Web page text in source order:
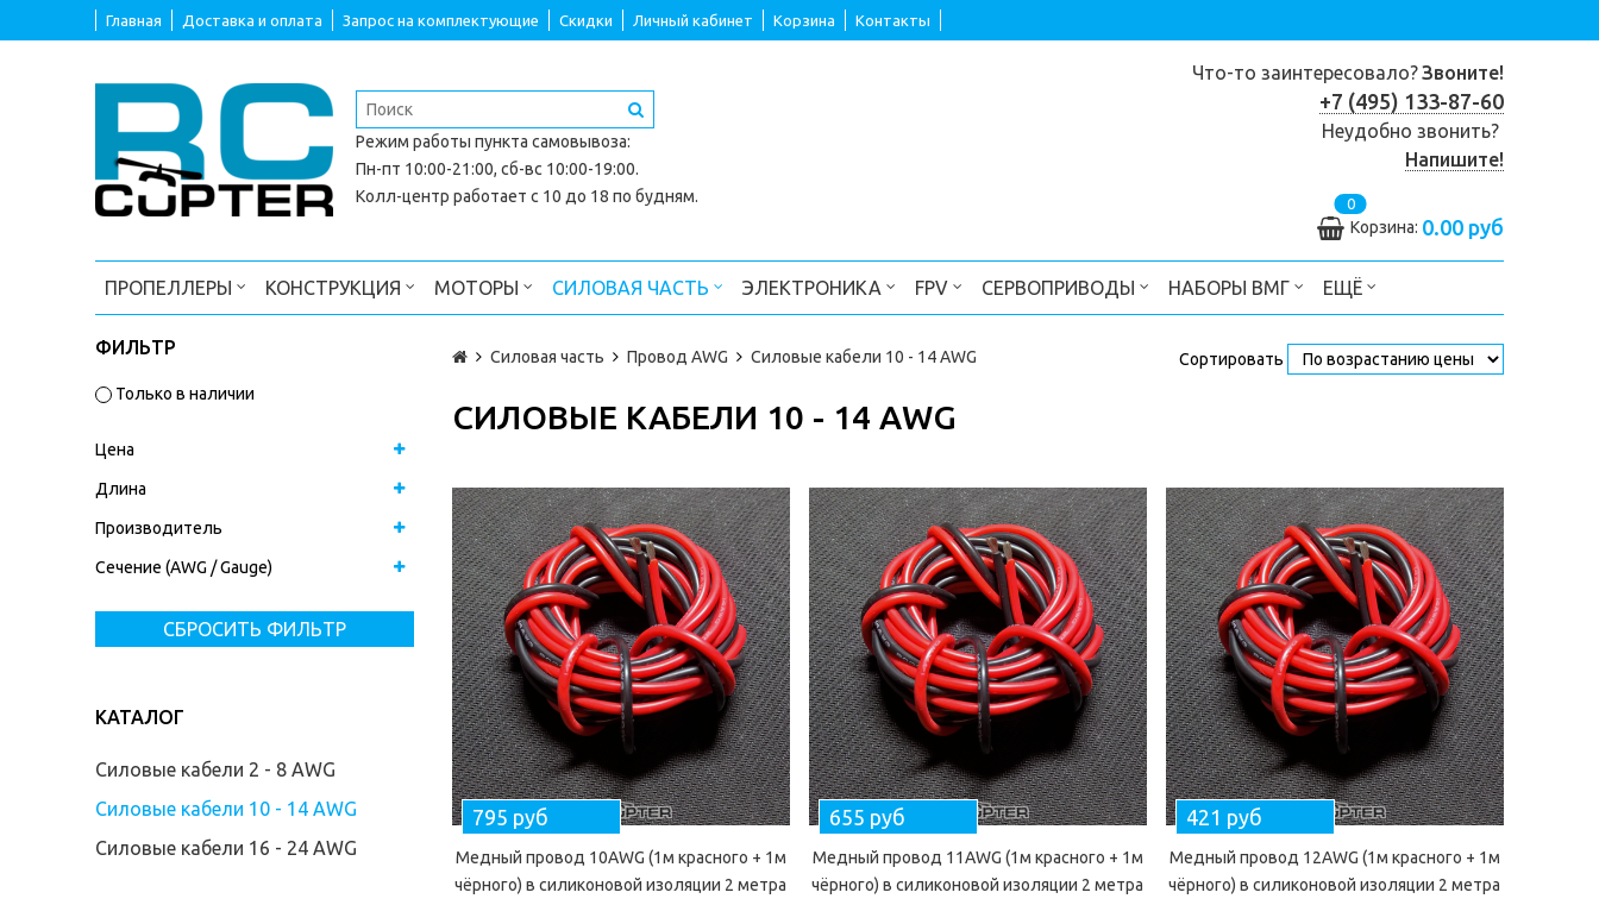
Главная Доставка и оплата Запрос на комплектующие Скидки Личный кабинет Корзина Контакты
Режим работы пункта самовывоза:
Пн-пт 10:00-21:00, сб-вс 10:00-19:00.
Колл-центр работает с 10 до 18 по будням.
Что-то заинтересовало?Звоните!
+7 (495) 133-87-60
Неудобно звонить?
Напишите!
0
Корзина: 0.00 руб
ПРОПЕЛЛЕРЫ КОНСТРУКЦИЯ МОТОРЫ СИЛОВАЯ ЧАСТЬ ЭЛЕКТРОНИКА FPV СЕРВОПРИВОДЫ НАБОРЫ ВМГ ЕЩЁ
ФИЛЬТР
Только в наличии
Цена
Длина
Производитель
Сечение (AWG / Gauge)
СБРОСИТЬ ФИЛЬТР
КАТАЛОГ
Силовые кабели 2 - 8 AWG
Силовые кабели 10 - 14 AWG
Силовые кабели 16 - 24 AWG
Силовая часть Провод AWG Силовые кабели 10 - 14 AWG Сортировать
СИЛОВЫЕ КАБЕЛИ 10 - 14 AWG
795 руб
Медный провод 10AWG (1м красного + 1м
чёрного) в силиконовой изоляции 2 метра
655 руб
Медный провод 11AWG (1м красного + 1м
чёрного) в силиконовой изоляции 2 метра
421 руб
Медный провод 12AWG (1м красного + 1м
чёрного) в силиконовой изоляции 2 метра